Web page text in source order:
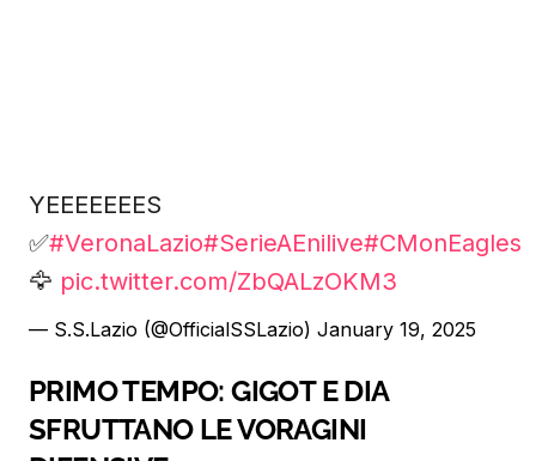
YEEEEEEES
✅#VeronaLazio#SerieAEnilive#CMonEagles
🦅 pic.twitter.com/ZbQALzOKM3
— S.S.Lazio (@OfficialSSLazio) January 19, 2025
PRIMO TEMPO: GIGOT E DIA
SFRUTTANO LE VORAGINI